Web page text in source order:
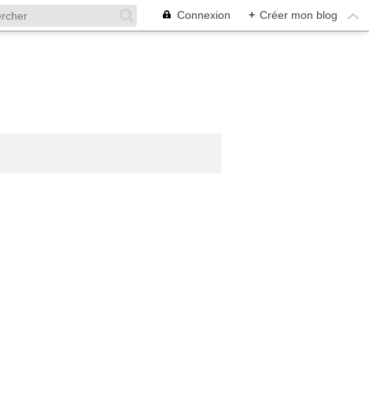
Connexion + Créer mon blog